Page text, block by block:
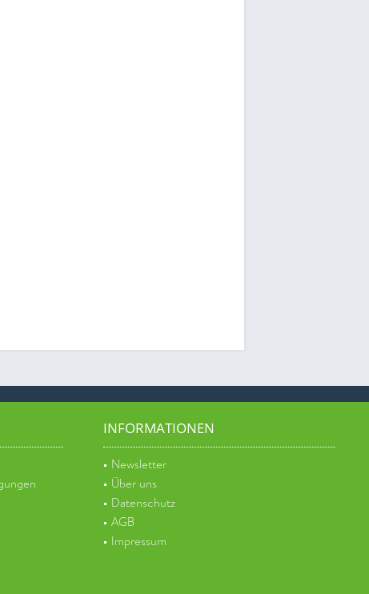
INFORMATIONEN
Newsletter
Über uns
Datenschutz
AGB
Impressum